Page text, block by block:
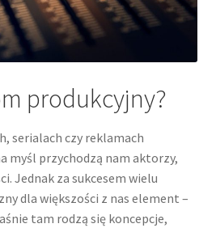
produkcyjny?
serialach czy reklamach
myśl przychodzą nam aktorzy,
Jednak za sukcesem wielu
dla większości z nas element –
tam rodzą się koncepcje,